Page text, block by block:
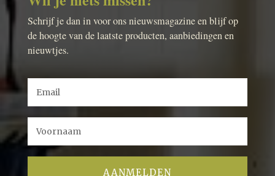
Schrijf je dan in voor ons nieuwsmagazine en blijf op
de hoogte van de laatste producten, aanbiedingen en
nieuwtjes.